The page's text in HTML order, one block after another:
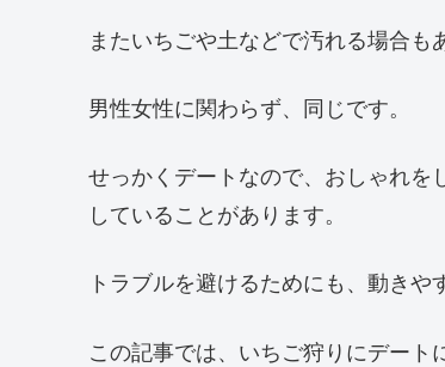
またいちごや土などで汚れる場合も
男性女性に関わらず、同じです。
せっかくデートなので、おしゃれ
していることがあります。
トラブルを避けるためにも、動きや
この記事では、いちご狩りにデー